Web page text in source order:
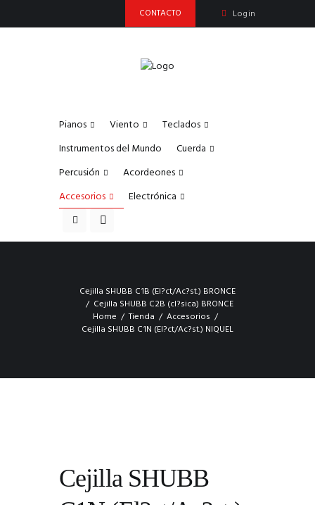
CONTACTO Login
Pianos Viento
Teclados
Instrumentos del Mundo
Cuerda
Percusión
Acordeones
Accesorios
Electrónica
Cejilla SHUBB C1B (El?ct/Ac?st.) BRONCE
Cejilla SHUBB C2B (cl?sica) BRONCE
Home
Tienda
Accesorios
Cejilla SHUBB C1N (El?ct/Ac?st.) NIQUEL
Cejilla SHUBB